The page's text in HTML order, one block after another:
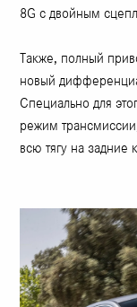
8G с двойным
Также, полный
новый
Специально для
режим
всю тягу на